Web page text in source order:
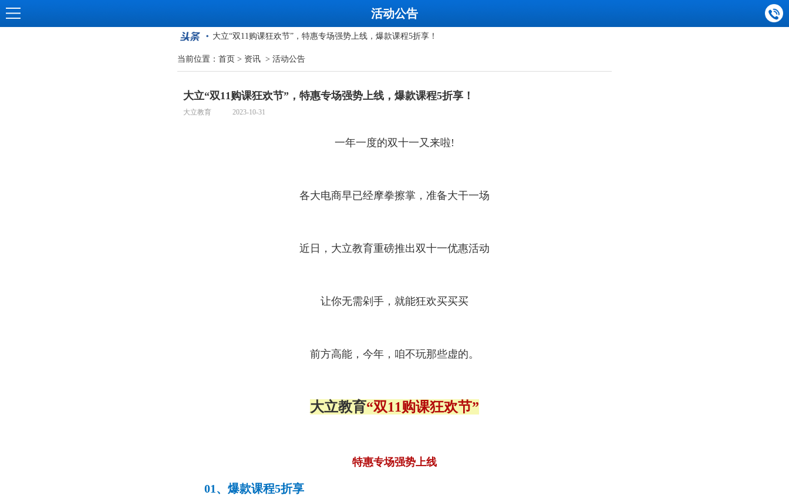
活动公告
备考指导讲座丨后疫情时代建工行业考证破局之道
大立“双11购课狂欢节”，特惠专场强势上线，爆款课程5折享！
大立618大促开启，爆款课程5折起，优惠好课享不停!
职引人生，共筑未来——建工人职业生涯规划专场讲座震撼来袭
大立“双11购课狂欢节”，特惠专场强势上线，爆款课程5折享！
当前位置： 首页 > 资讯 > 活动公告
大立“双11购课狂欢节”，特惠专场强势上线，爆款课程5折享！
大立教育 2023-10-31
一年一度的双十一又来啦!
各大电商早已经摩拳擦掌，准备大干一场
近日， 大立教育重磅推出双十一优惠活动
让你无需剁手，就能狂欢买买买
前方高能，今年，咱不玩那些虚的。
大立教育“双11购课狂欢节”
特惠专场强势上线
01、爆款课程5折享